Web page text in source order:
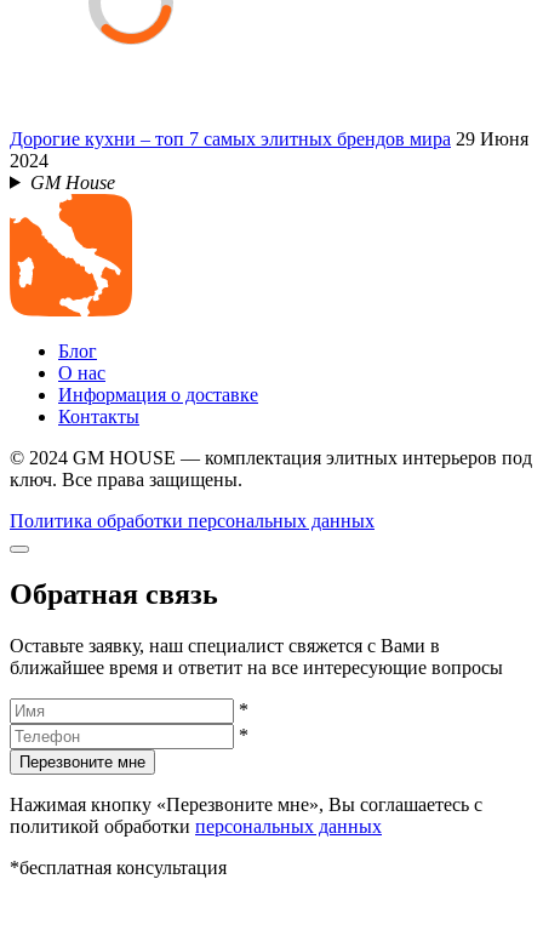
Дорогие кухни – топ 7 самых элитных брендов мира 29 Июня
2024
GM House
Блог
О нас
Информация о доставке
Контакты
© 2024 GM HOUSE — комплектация элитных интерьеров под
ключ. Все права защищены.
Политика обработки персональных данных
Обратная связь
Оставьте заявку, наш специалист свяжется с Вами в
ближайшее время и ответит на все интересующие вопросы
*
*
Перезвоните мне
Нажимая кнопку «Перезвоните мне», Вы соглашаетесь с
политикой обработки персональных данных
*бесплатная консультация